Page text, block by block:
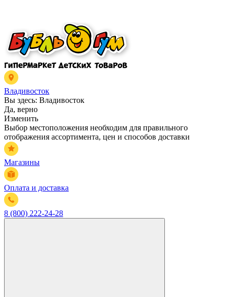
Владивосток
Вы здесь: Владивосток
Да, верно
Изменить
Выбор местоположения необходим для правильного
отображения ассортимента, цен и способов доставки
Магазины
Оплата и доставка
8 (800) 222-24-28